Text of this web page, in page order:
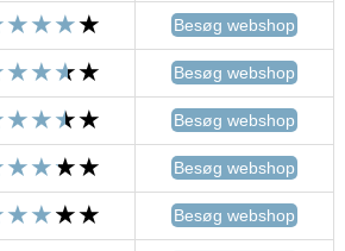
Besøg webshop
Besøg webshop
Besøg webshop
Besøg webshop
Besøg webshop